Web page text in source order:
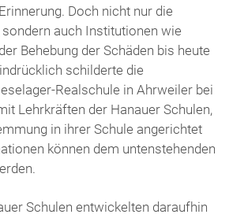
Doch nicht nur die
auch Institutionen wie
Behebung der Schäden bis heute
schilderte die
Realschule in Ahrweiler bei
Lehrkräften der Hanauer Schulen,
in ihrer Schule angerichtet
können dem untenstehenden
Schulen entwickelten daraufhin